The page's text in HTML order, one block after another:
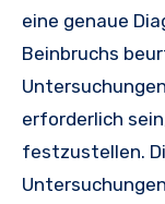
eine genaue
Beinbruchs
erforderlich
festzustellen.